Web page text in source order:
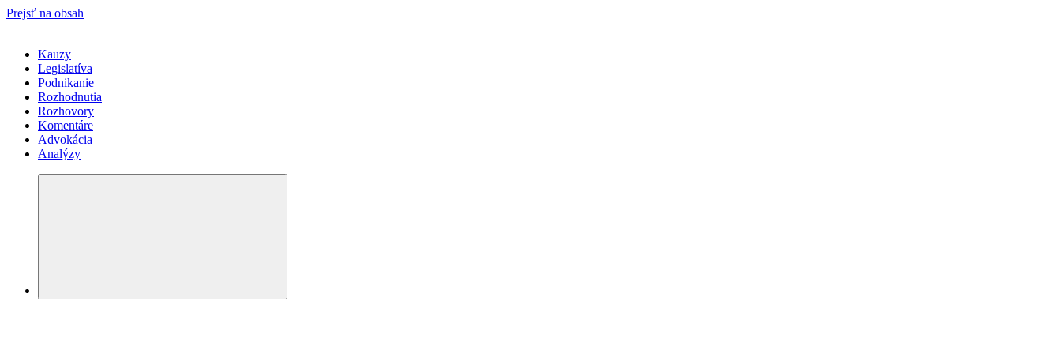
Prejsť na obsah
Kauzy
Legislatíva
Podnikanie
Rozhodnutia
Rozhovory
Komentáre
Advokácia
Analýzy